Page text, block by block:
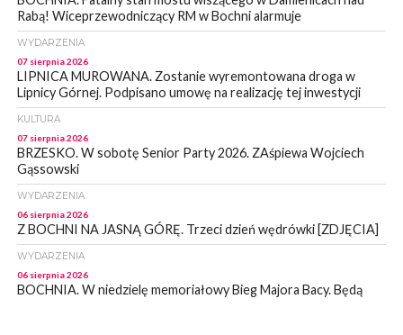
Rabą! Wiceprzewodniczący RM w Bochni alarmuje
WYDARZENIA
07 sierpnia 2026
LIPNICA MUROWANA. Zostanie wyremontowana droga w
Lipnicy Górnej. Podpisano umowę na realizację tej inwestycji
KULTURA
07 sierpnia 2026
BRZESKO. W sobotę Senior Party 2026. ZAśpiewa Wojciech
Gąssowski
WYDARZENIA
06 sierpnia 2026
Z BOCHNI NA JASNĄ GÓRĘ. Trzeci dzień wędrówki [ZDJĘCIA]
WYDARZENIA
06 sierpnia 2026
BOCHNIA. W niedzielę memoriałowy Bieg Majora Bacy. Będą